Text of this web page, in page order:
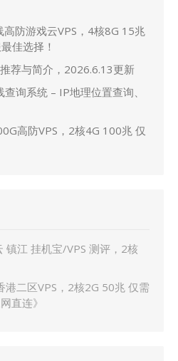
防游戏云VPS，4核8G 15兆
佳选择！
荐与简介，2026.6.13更新
查询系统 – IP地理位置查询、
高防VPS，2核4G 100兆 仅
镇江 挂机宝/VPS 测评，2核
港二区VPS，2核2G 50兆 仅需
直连》